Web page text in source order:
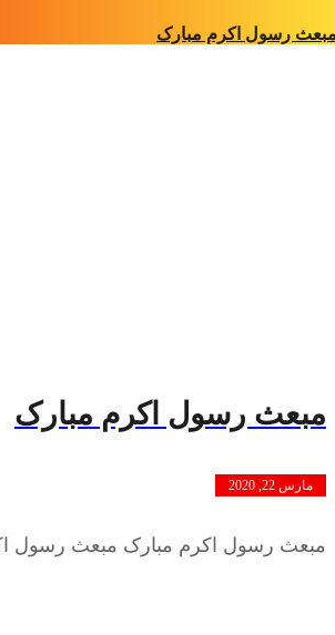
رسول اکرم مبارک
مبعث رسول اکرم مبارک
مارس 22, 2020
مبعث رسول اکرم مبارک مبعث رسول اکرم مبارک –